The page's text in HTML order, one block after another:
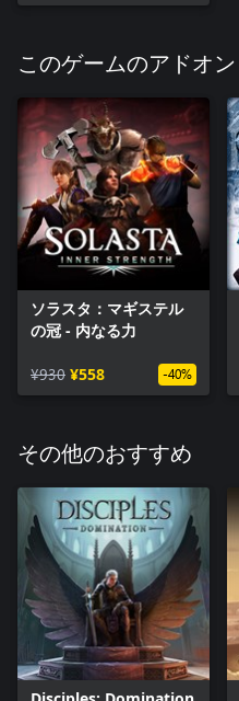
このゲームのアドオン
ソラスタ：マギステル
の冠 - 内なる力
¥930 ¥558 -40%
その他のおすすめ